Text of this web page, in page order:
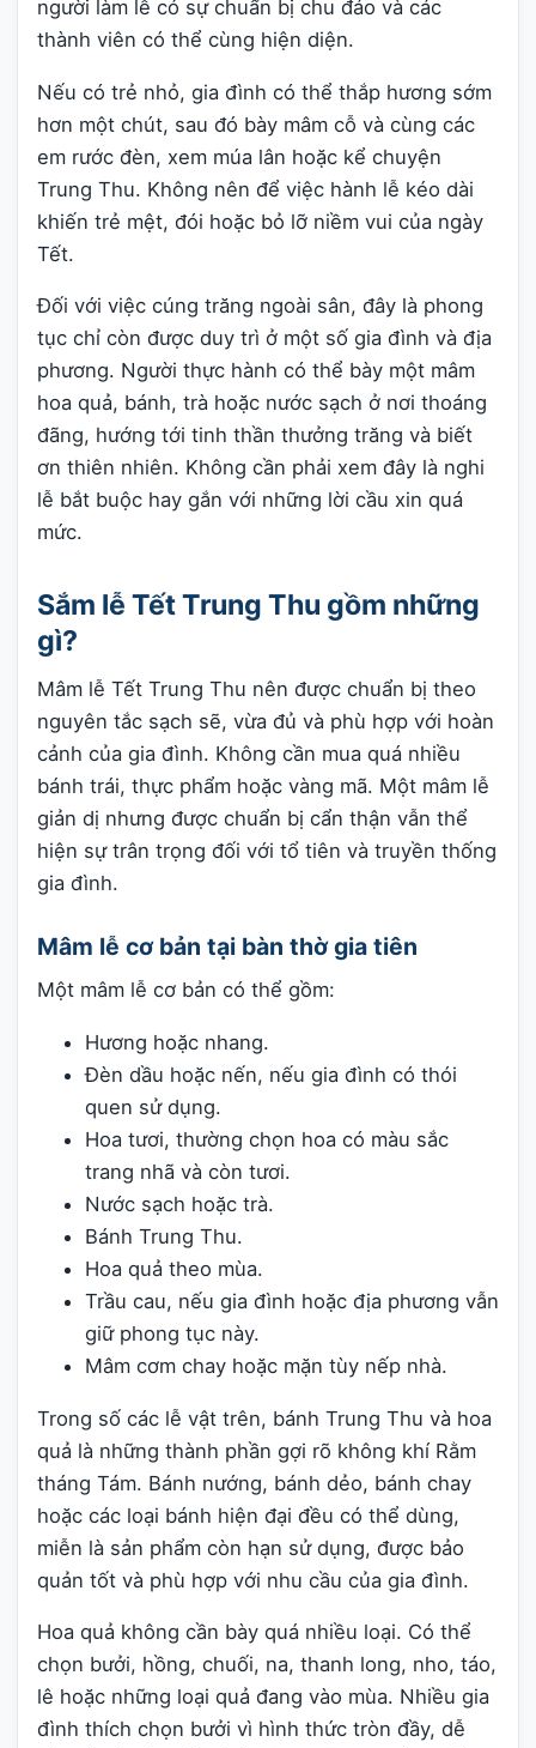
người làm lễ có sự chuẩn bị chu đáo và các
thành viên có thể cùng hiện diện.
Nếu có trẻ nhỏ, gia đình có thể thắp hương sớm
hơn một chút, sau đó bày mâm cỗ và cùng các
em rước đèn, xem múa lân hoặc kể chuyện
Trung Thu. Không nên để việc hành lễ kéo dài
khiến trẻ mệt, đói hoặc bỏ lỡ niềm vui của ngày
Tết.
Đối với việc cúng trăng ngoài sân, đây là phong
tục chỉ còn được duy trì ở một số gia đình và địa
phương. Người thực hành có thể bày một mâm
hoa quả, bánh, trà hoặc nước sạch ở nơi thoáng
đãng, hướng tới tinh thần thưởng trăng và biết
ơn thiên nhiên. Không cần phải xem đây là nghi
lễ bắt buộc hay gắn với những lời cầu xin quá
mức.
Sắm lễ Tết Trung Thu gồm những
gì?
Mâm lễ Tết Trung Thu nên được chuẩn bị theo
nguyên tắc sạch sẽ, vừa đủ và phù hợp với hoàn
cảnh của gia đình. Không cần mua quá nhiều
bánh trái, thực phẩm hoặc vàng mã. Một mâm lễ
giản dị nhưng được chuẩn bị cẩn thận vẫn thể
hiện sự trân trọng đối với tổ tiên và truyền thống
gia đình.
Mâm lễ cơ bản tại bàn thờ gia tiên
Một mâm lễ cơ bản có thể gồm:
Hương hoặc nhang.
Đèn dầu hoặc nến, nếu gia đình có thói
quen sử dụng.
Hoa tươi, thường chọn hoa có màu sắc
trang nhã và còn tươi.
Nước sạch hoặc trà.
Bánh Trung Thu.
Hoa quả theo mùa.
Trầu cau, nếu gia đình hoặc địa phương vẫn
giữ phong tục này.
Mâm cơm chay hoặc mặn tùy nếp nhà.
Trong số các lễ vật trên, bánh Trung Thu và hoa
quả là những thành phần gợi rõ không khí Rằm
tháng Tám. Bánh nướng, bánh dẻo, bánh chay
hoặc các loại bánh hiện đại đều có thể dùng,
miễn là sản phẩm còn hạn sử dụng, được bảo
quản tốt và phù hợp với nhu cầu của gia đình.
Hoa quả không cần bày quá nhiều loại. Có thể
chọn bưởi, hồng, chuối, na, thanh long, nho, táo,
lê hoặc những loại quả đang vào mùa. Nhiều gia
đình thích chọn bưởi vì hình thức tròn đầy, dễ